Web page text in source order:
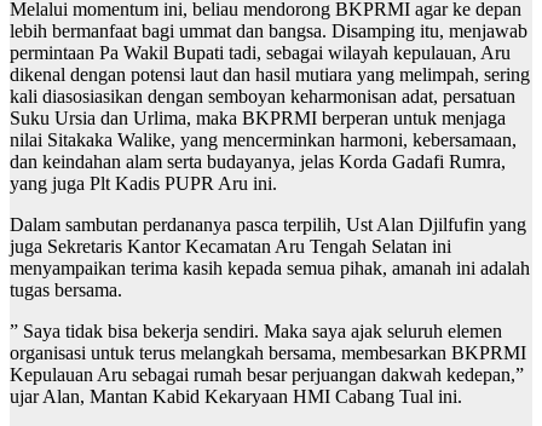
Melalui momentum ini, beliau mendorong BKPRMI agar ke depan
lebih bermanfaat bagi ummat dan bangsa. Disamping itu, menjawab
permintaan Pa Wakil Bupati tadi, sebagai wilayah kepulauan, Aru
dikenal dengan potensi laut dan hasil mutiara yang melimpah, sering
kali diasosiasikan dengan semboyan keharmonisan adat, persatuan
Suku Ursia dan Urlima, maka BKPRMI berperan untuk menjaga
nilai Sitakaka Walike, yang mencerminkan harmoni, kebersamaan,
dan keindahan alam serta budayanya, jelas Korda Gadafi Rumra,
yang juga Plt Kadis PUPR Aru ini.
Dalam sambutan perdananya pasca terpilih, Ust Alan Djilfufin yang
juga Sekretaris Kantor Kecamatan Aru Tengah Selatan ini
menyampaikan terima kasih kepada semua pihak, amanah ini adalah
tugas bersama.
” Saya tidak bisa bekerja sendiri. Maka saya ajak seluruh elemen
organisasi untuk terus melangkah bersama, membesarkan BKPRMI
Kepulauan Aru sebagai rumah besar perjuangan dakwah kedepan,”
ujar Alan, Mantan Kabid Kekaryaan HMI Cabang Tual ini.